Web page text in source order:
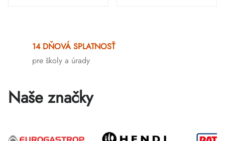
prvky
14 DŇOVÁ SPLATNOSŤ
pre školy a úrady
Naše značky